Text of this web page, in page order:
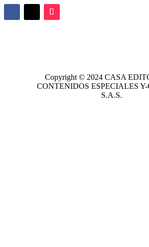
Copyright © 2024 CASA
CONTENIDOS ESPECIALES
S.A.S.